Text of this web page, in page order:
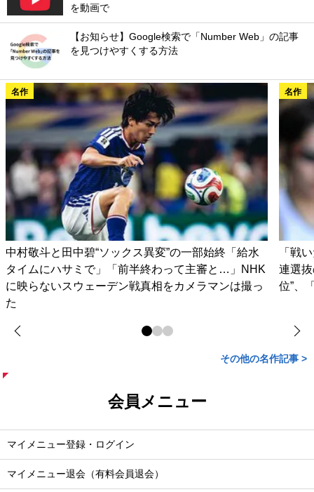
を動画で
【お知らせ】Google検索で「Number Web」の記事
を見つけやすくする方法
名作
中村敬斗と田中碧“ソックス異変”の一部始終「給水
タイムにハサミで」「前半終わって主審と…」NHK
に映らないスウェーデン戦真相をカメラマンは撮っ
た
名作
「戦
連選
位”、
その他の名作記事 >
会員メニュー
マイメニュー登録・ログイン
マイメニュー退会（有料会員退会）